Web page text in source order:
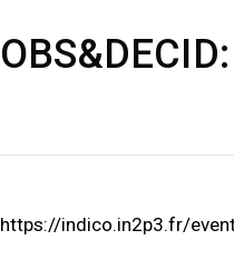
https://indico.in2p3.fr/